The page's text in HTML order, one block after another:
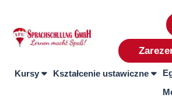
Kursy Kształcenie ustawiczne